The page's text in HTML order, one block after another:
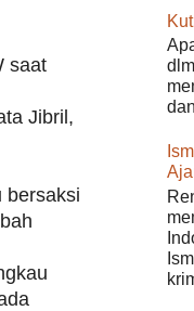
saat
Jibril,
bersaksi